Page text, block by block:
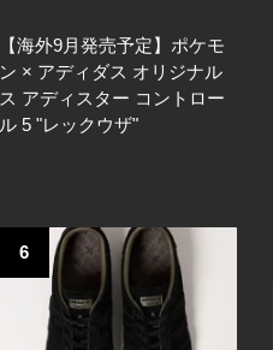
【海外9月発売予定】ポケモ
ン × アディダス オリジナル
ス アディスター コントロー
ル 5 "レックウザ"
6